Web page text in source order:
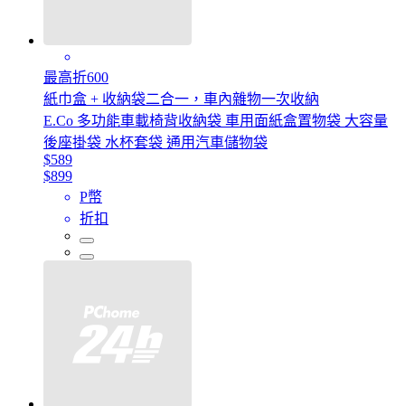
最高折600
紙巾盒 + 收納袋二合一，車內雜物一次收納
E.Co 多功能車載椅背收納袋 車用面紙盒置物袋 大容量
後座掛袋 水杯套袋 通用汽車儲物袋
$589
$899
P幣
折扣